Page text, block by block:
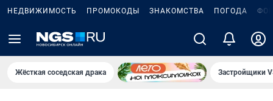
НЕДВИЖИМОСТЬ ПРОМОКОДЫ ЗНАКОМСТВА ПОГОДА
Жёсткая соседская драка Застройщики